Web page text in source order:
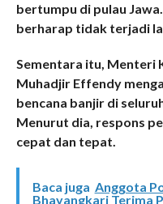
bertumpu di pulau
berharap tidak terjadi
Sementara itu, Menteri
Muhadjir Effendy
bencana banjir di
Menurut dia, respons
cepat dan tepat.
Baca juga Anggota
Bhayangkari Terima